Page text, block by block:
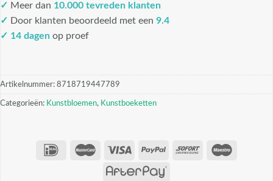
✓ Meer dan 10.000 tevreden klanten
✓ Door klanten beoordeeld met een 9.4
✓ 14 dagen op proef
Artikelnummer: 8718719447789
Categorieën: Kunstbloemen, Kunstboeketten